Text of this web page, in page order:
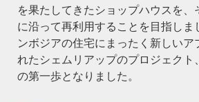
を果たしてきたショップハウスを、
に沿って再利用することを目指しま
ンボジアの住宅にまったく新しいア
れたシェムリアップのプロジェクト
の第一歩となりました。